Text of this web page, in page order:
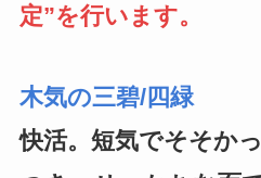
定”を行います。
木気の三碧/四緑正
快活。短気でそそか